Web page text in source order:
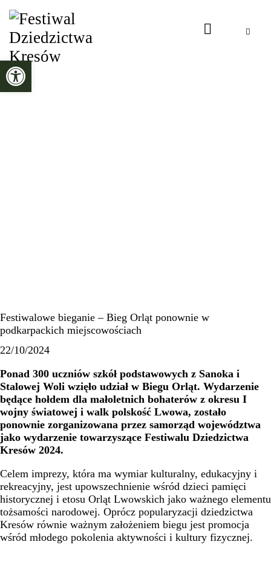
Festiwalowe bieganie – Bieg Orląt ponownie w
podkarpackich miejscowościach
22/10/2024
Ponad 300 uczniów szkół podstawowych z Sanoka i
Stalowej Woli wzięło udział w Biegu Orląt. Wydarzenie
będące hołdem dla małoletnich bohaterów z okresu I
wojny światowej i walk polskość Lwowa, zostało
ponownie zorganizowana przez samorząd województwa
jako wydarzenie towarzyszące Festiwalu Dziedzictwa
Kresów 2024.
Celem imprezy, która ma wymiar kulturalny, edukacyjny i
rekreacyjny, jest upowszechnienie wśród dzieci pamięci
historycznej i etosu Orląt Lwowskich jako ważnego elementu
tożsamości narodowej. Oprócz popularyzacji dziedzictwa
Kresów równie ważnym założeniem biegu jest promocja
wśród młodego pokolenia aktywności i kultury fizycznej.
Otwórz pasek narzędzi